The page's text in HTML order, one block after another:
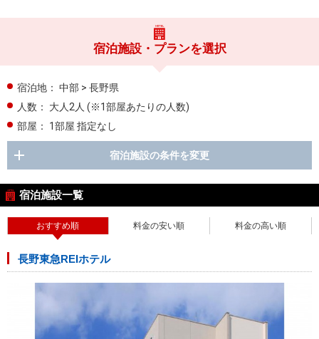
宿泊施設・プランを選択
宿泊地： 中部 > 長野県
人数：
大人2人 (※1部屋あたりの人数)
部屋：
1部屋 指定なし
宿泊施設の条件を変更
宿泊施設一覧
おすすめ順 料金の安い順 料金の高い順
長野東急REIホテル